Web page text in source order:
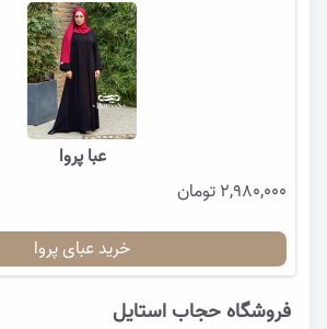
عبا پروا
2,980,000 تومان
خرید عبای پروا
فروشگاه حجاب استایل